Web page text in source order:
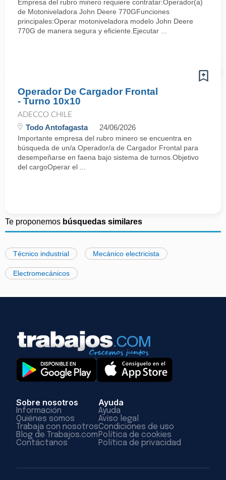
Empresa del rubro minero requiere contratar:Operador(a)
de Motoniveladora John Deere 770GFunciones
principales:Operar motoniveladora modelo John Deere
770G de manera segura y eficiente.Ejecutar ...
Operador De Cargador Frontal
- Turno 10x10
ADECCO CHILE
Todo Antofagasta 24/06/2026
Importante empresa del rubro minero se encuentra en
búsqueda de un/a Operador/a de Cargador Frontal para
desempeñarse en faena bajo sistema de turnos.Objetivo
del cargoOperar el ...
Te proponemos búsquedas similares
Técnico industrial Mecánico electricista
Electromecánicos
Sobre nosotros
Información
Quiénes somos
Trabaja con nosotros
Blog de Trabajos.com
Contáctanos
Ayuda
Ayuda
Aviso legal
Condiciones de uso
Política de cookies
Política de privacidad